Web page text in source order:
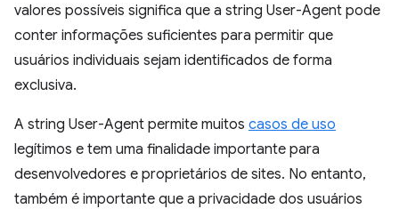
valores possíveis significa que a string User-Agent pode
conter informações suficientes para permitir que
usuários individuais sejam identificados de forma
exclusiva.
A string User-Agent permite muitos casos de uso
legítimos e tem uma finalidade importante para
desenvolvedores e proprietários de sites. No entanto,
também é importante que a privacidade dos usuários